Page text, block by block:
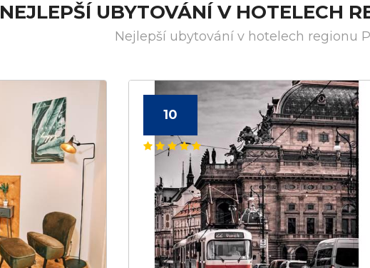
NEJLEPŠÍ UBYTOVÁNÍ V HOTELECH
Nejlepší ubytování v hotelech regionu
10